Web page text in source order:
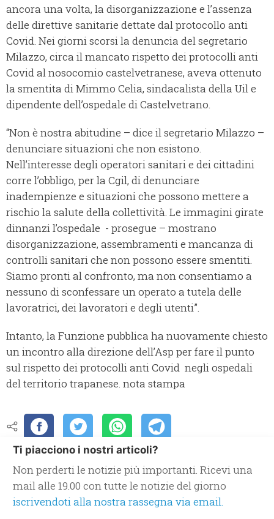
ancora una volta, la disorganizzazione e l’assenza
delle direttive sanitarie dettate dal protocollo anti
Covid. Nei giorni scorsi la denuncia del segretario
Milazzo, circa il mancato rispetto dei protocolli anti
Covid al nosocomio castelvetranese, aveva ottenuto
la smentita di Mimmo Celia, sindacalista della Uil e
dipendente dell’ospedale di Castelvetrano.
“Non è nostra abitudine – dice il segretario Milazzo –
denunciare situazioni che non esistono.
Nell’interesse degli operatori sanitari e dei cittadini
corre l’obbligo, per la Cgil, di denunciare
inadempienze e situazioni che possono mettere a
rischio la salute della collettività. Le immagini girate
dinnanzi l’ospedale - prosegue – mostrano
disorganizzazione, assembramenti e mancanza di
controlli sanitari che non possono essere smentiti.
Siamo pronti al confronto, ma non consentiamo a
nessuno di sconfessare un operato a tutela delle
lavoratrici, dei lavoratori e degli utenti”.
Intanto, la Funzione pubblica ha nuovamente chiesto
un incontro alla direzione dell’Asp per fare il punto
sul rispetto dei protocolli anti Covid negli ospedali
del territorio trapanese. nota stampa
Ti piacciono i nostri articoli?
Non perderti le notizie più importanti. Ricevi una
mail alle 19.00 con tutte le notizie del giorno
iscrivendoti alla nostra rassegna via email.